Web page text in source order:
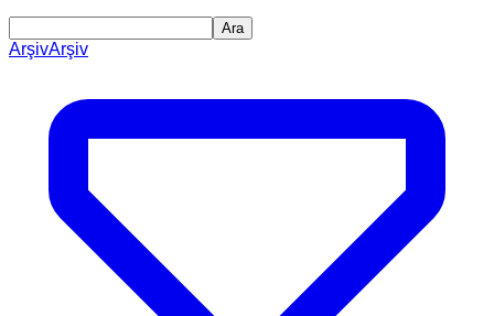
Ara
ArşivArşiv